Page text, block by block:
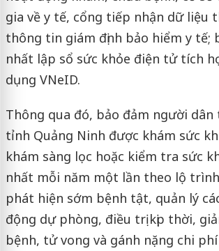
gia về y tế, cổng tiếp nhận dữ liệu
thông tin giám định bảo hiểm y tế;
nhất lập sổ sức khỏe điện tử tích
dụng VNeID.
Thông qua đó, bảo đảm người dân
tỉnh Quảng Ninh được khám sức
khám sàng lọc hoặc kiểm tra sức
nhất mỗi năm một lần theo lộ
phát hiện sớm bệnh tật, quản lý
động dự phòng, điều trị kịp thời,
bệnh, tử vong và gánh nặng chi